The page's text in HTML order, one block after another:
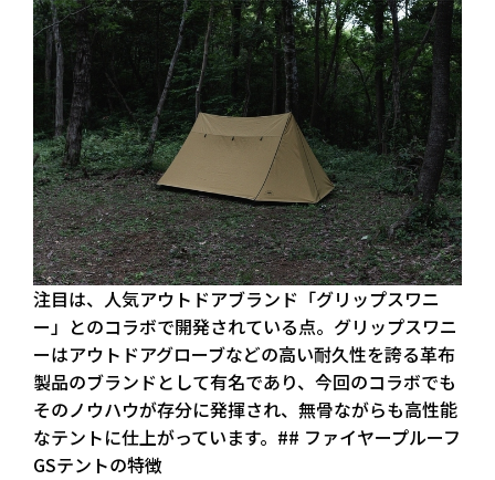
注目は、人気アウトドアブランド「グリップスワニ
ー」とのコラボで開発されている点。グリップスワニ
ーはアウトドアグローブなどの高い耐久性を誇る革布
製品のブランドとして有名であり、今回のコラボでも
そのノウハウが存分に発揮され、無骨ながらも高性能
なテントに仕上がっています。## ファイヤープルーフ
GSテントの特徴